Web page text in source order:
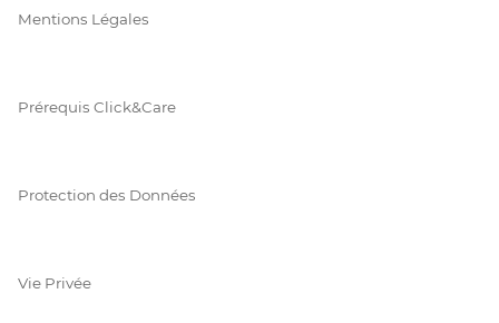
Mentions Légales
Prérequis Click&Care
Protection des Données
Vie Privée